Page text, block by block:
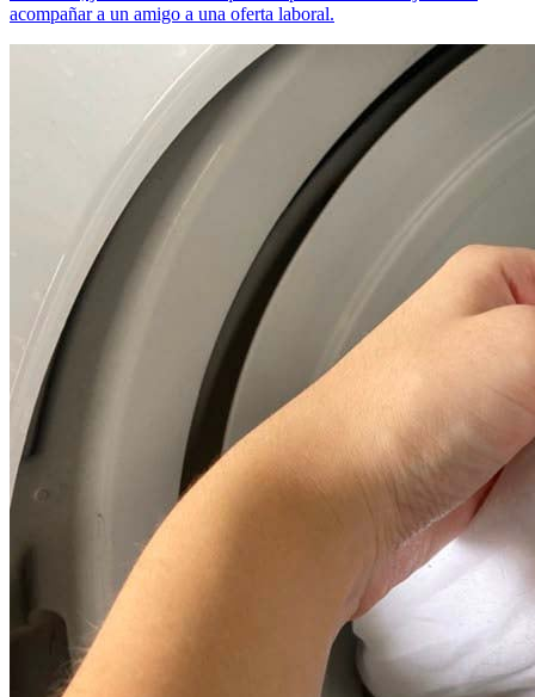
acompañar a un amigo a una oferta laboral.